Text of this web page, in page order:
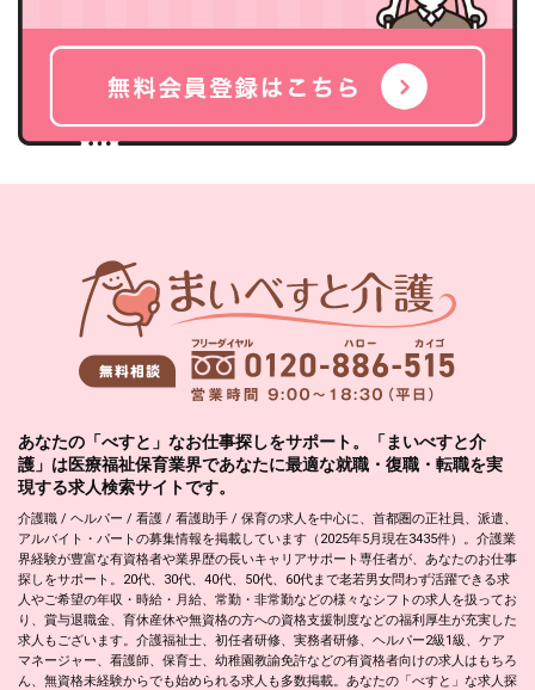
あなたの「べすと」なお仕事探しをサポート。「まいべすと介
護」は医療福祉保育業界であなたに最適な就職・復職・転職を実
現する求人検索サイトです。
介護職 / ヘルパー / 看護 / 看護助手 / 保育の求人を中心に、首都圏の正社員、派遣、
アルバイト・パートの募集情報を掲載しています（2025年5月現在3435件）。介護業
界経験が豊富な有資格者や業界歴の長いキャリアサポート専任者が、あなたのお仕事
探しをサポート。20代、30代、40代、50代、60代まで老若男女問わず活躍できる求
人やご希望の年収・時給・月給、常勤・非常勤などの様々なシフトの求人を扱ってお
り、賞与退職金、育休産休や無資格の方への資格支援制度などの福利厚生が充実した
求人もございます。介護福祉士、初任者研修、実務者研修、ヘルパー2級1級、ケア
マネージャー、看護師、保育士、幼稚園教諭免許などの有資格者向けの求人はもちろ
ん、無資格未経験からでも始められる求人も多数掲載。あなたの「べすと」な求人探